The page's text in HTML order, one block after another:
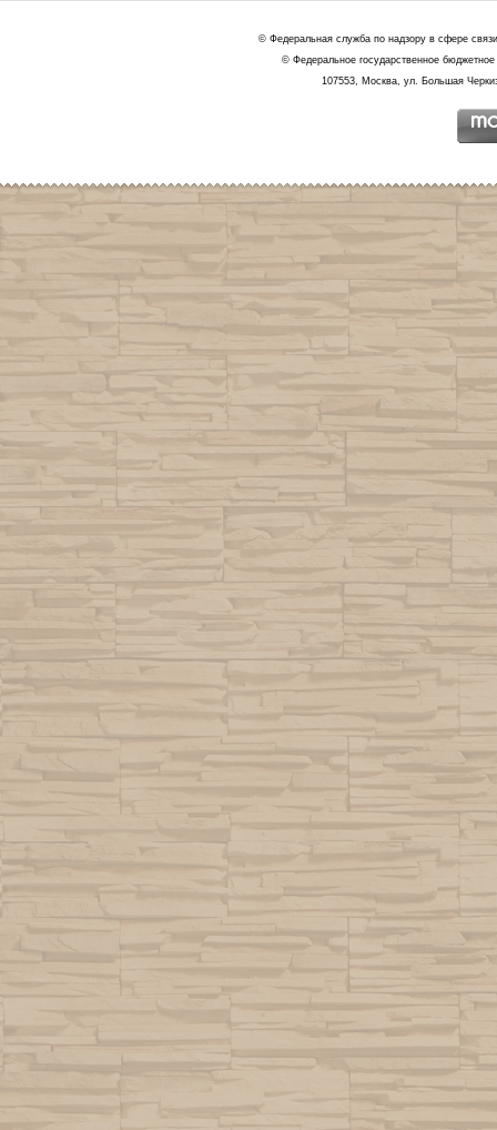
© Федеральная служба по надзору в сфере
© Федеральное государственное
107553, Москва, ул. Большая